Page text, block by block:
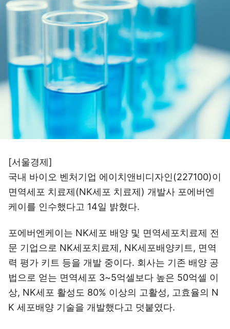
[서울경제]
국내 바이오 벤처기업 에이치앤비디자인(227100)이
면역세포 치료제(NK세포 치료제) 개발사 포에버엔
케이를 인수했다고 14일 밝혔다.
포에버엔케이는 NK세포 배양 및 면역세포치료제 전
문 기업으로 NK세포치료제, NK세포배양키트, 면역
력 평가 키트 등을 개발 중이다. 회사는 기존 배양 공
법으로 얻는 면역세포 3~5억셀보다 높은 50억셀 이
상, NK세포 활성도 80% 이상의 고활성, 고효율의 N
K 세포배양 기술을 개발했다고 덧붙였다.